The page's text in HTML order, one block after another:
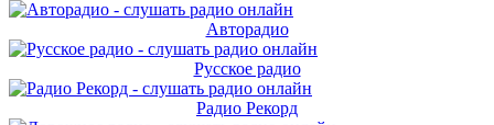
Авторадио
Русское радио
Радио Рекорд